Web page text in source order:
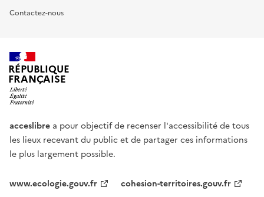
Contactez-nous
RÉPUBLIQUE
FRANÇAISE
acceslibre a pour objectif de recenser l'accessibilité de tous
les lieux recevant du public et de partager ces informations
le plus largement possible.
www.ecologie.gouv.fr
cohesion-territoires.gouv.fr